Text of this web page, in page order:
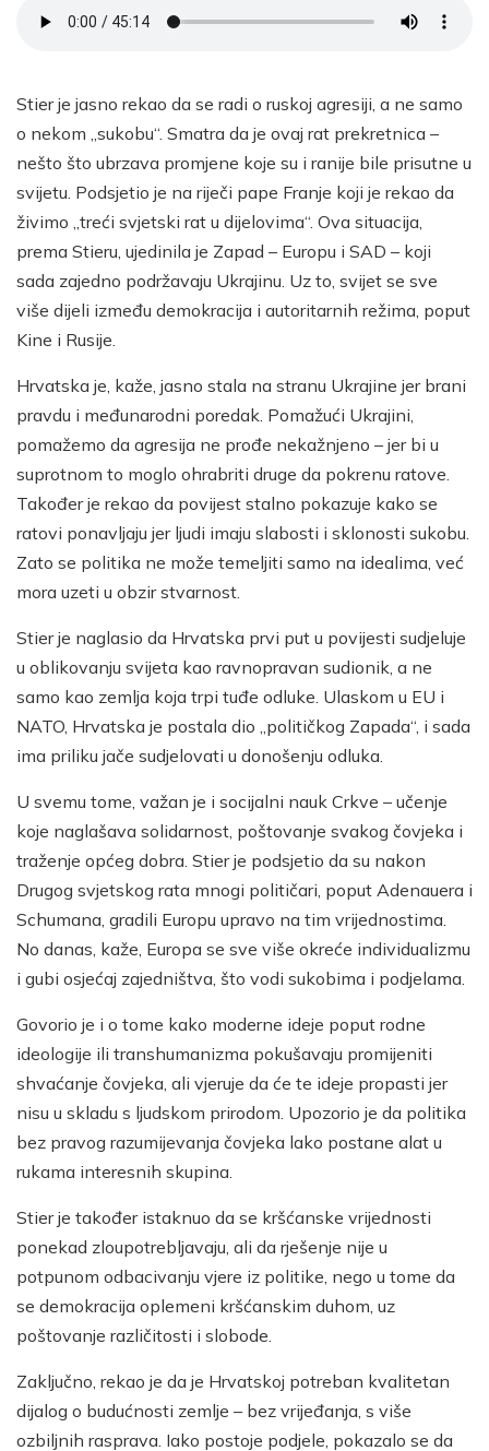
Stier je jasno rekao da se radi o ruskoj agresiji, a ne samo
o nekom „sukobu“. Smatra da je ovaj rat prekretnica –
nešto što ubrzava promjene koje su i ranije bile prisutne u
svijetu. Podsjetio je na riječi pape Franje koji je rekao da
živimo „treći svjetski rat u dijelovima“. Ova situacija,
prema Stieru, ujedinila je Zapad – Europu i SAD – koji
sada zajedno podržavaju Ukrajinu. Uz to, svijet se sve
više dijeli između demokracija i autoritarnih režima, poput
Kine i Rusije.
Hrvatska je, kaže, jasno stala na stranu Ukrajine jer brani
pravdu i međunarodni poredak. Pomažući Ukrajini,
pomažemo da agresija ne prođe nekažnjeno – jer bi u
suprotnom to moglo ohrabriti druge da pokrenu ratove.
Također je rekao da povijest stalno pokazuje kako se
ratovi ponavljaju jer ljudi imaju slabosti i sklonosti sukobu.
Zato se politika ne može temeljiti samo na idealima, već
mora uzeti u obzir stvarnost.
Stier je naglasio da Hrvatska prvi put u povijesti sudjeluje
u oblikovanju svijeta kao ravnopravan sudionik, a ne
samo kao zemlja koja trpi tuđe odluke. Ulaskom u EU i
NATO, Hrvatska je postala dio „političkog Zapada“, i sada
ima priliku jače sudjelovati u donošenju odluka.
U svemu tome, važan je i socijalni nauk Crkve – učenje
koje naglašava solidarnost, poštovanje svakog čovjeka i
traženje općeg dobra. Stier je podsjetio da su nakon
Drugog svjetskog rata mnogi političari, poput Adenauera i
Schumana, gradili Europu upravo na tim vrijednostima.
No danas, kaže, Europa se sve više okreće individualizmu
i gubi osjećaj zajedništva, što vodi sukobima i podjelama.
Govorio je i o tome kako moderne ideje poput rodne
ideologije ili transhumanizma pokušavaju promijeniti
shvaćanje čovjeka, ali vjeruje da će te ideje propasti jer
nisu u skladu s ljudskom prirodom. Upozorio je da politika
bez pravog razumijevanja čovjeka lako postane alat u
rukama interesnih skupina.
Stier je također istaknuo da se kršćanske vrijednosti
ponekad zloupotrebljavaju, ali da rješenje nije u
potpunom odbacivanju vjere iz politike, nego u tome da
se demokracija oplemeni kršćanskim duhom, uz
poštovanje različitosti i slobode.
Zaključno, rekao je da je Hrvatskoj potreban kvalitetan
dijalog o budućnosti zemlje – bez vrijeđanja, s više
ozbiljnih rasprava. Iako postoje podjele, pokazalo se da